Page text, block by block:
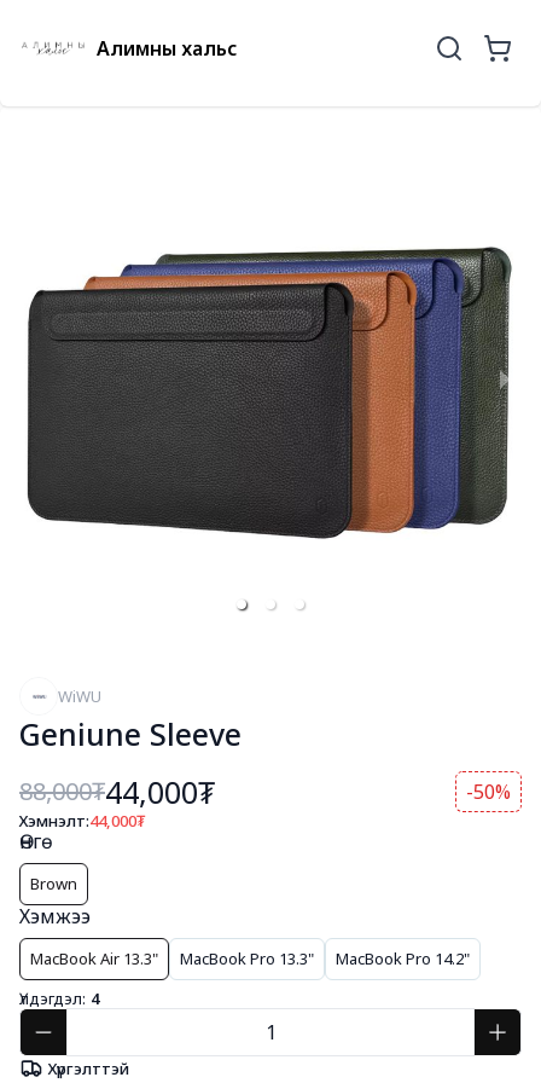
Алимны хальс
WiWU
Geniune Sleeve
88,000₮44,000₮ -50%
Хэмнэлт:44,000₮
Өнгө
Brown
Хэмжээ
MacBook Air 13.3" MacBook Pro 13.3"
MacBook Pro 14.2"
Үлдэгдэл: 4
Хүргэлттэй